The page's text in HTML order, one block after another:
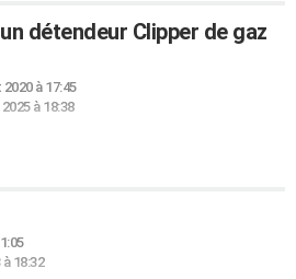
détendeur Clipper de gaz
à 17:45
à 18:38
18:32